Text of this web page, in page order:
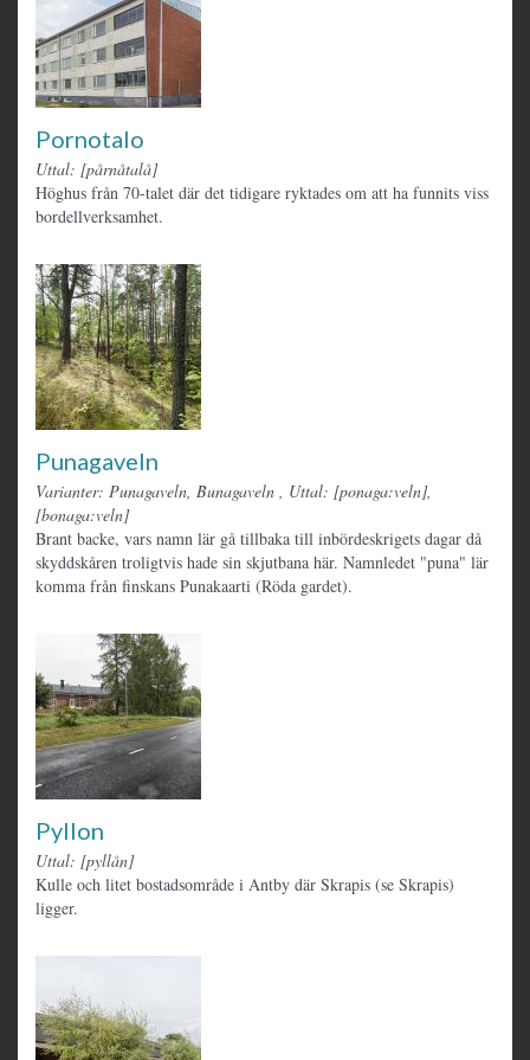
Pornotalo
Uttal: [pårnåtalå]
Höghus från 70-talet där det tidigare ryktades om att ha funnits viss
bordellverksamhet.
Punagaveln
Varianter: Punagaveln, Bunagaveln , Uttal: [ponaga:veln],
[bonaga:veln]
Brant backe, vars namn lär gå tillbaka till inbördeskrigets dagar då
skyddskåren troligtvis hade sin skjutbana här. Namnledet "puna" lär
komma från finskans Punakaarti (Röda gardet).
Pyllon
Uttal: [pyllån]
Kulle och litet bostadsområde i Antby där Skrapis (se Skrapis)
ligger.